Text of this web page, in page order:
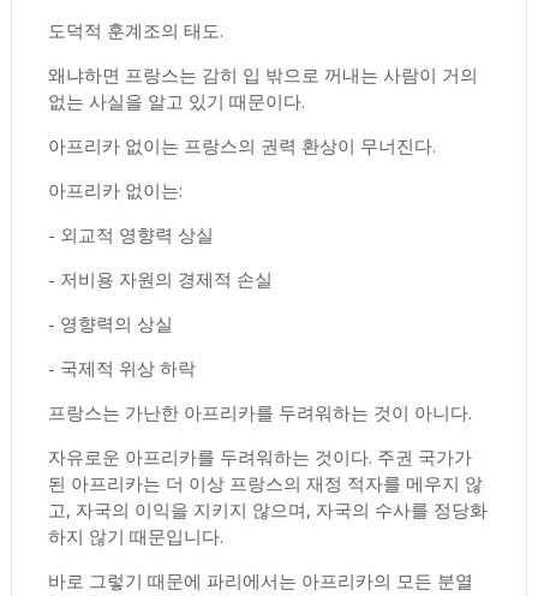
도덕적 훈계조의 태도.
왜냐하면 프랑스는 감히 입 밖으로 꺼내는 사람이 거의
없는 사실을 알고 있기 때문이다.
아프리카 없이는 프랑스의 권력 환상이 무너진다.
아프리카 없이는:
- 외교적 영향력 상실
- 저비용 자원의 경제적 손실
- 영향력의 상실
- 국제적 위상 하락
프랑스는 가난한 아프리카를 두려워하는 것이 아니다.
자유로운 아프리카를 두려워하는 것이다. 주권 국가가
된 아프리카는 더 이상 프랑스의 재정 적자를 메우지 않
고, 자국의 이익을 지키지 않으며, 자국의 수사를 정당화
하지 않기 때문입니다.
바로 그렇기 때문에 파리에서는 아프리카의 모든 분열